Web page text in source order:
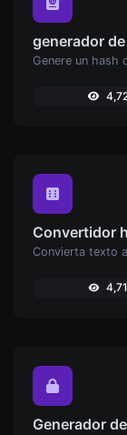
generador
Convertidor
Generador